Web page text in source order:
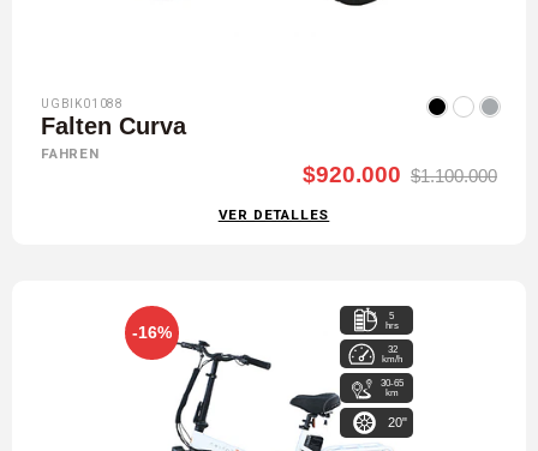
UGBIK01088
Falten Curva
FAHREN
$920.000 $1.100.000
VER DETALLES
-16%
5
hrs
32
km/h
30-65
km
20"